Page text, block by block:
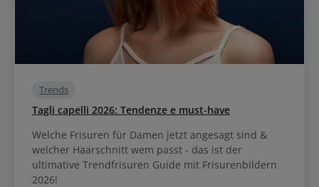
Trends
Tagli capelli 2026: Tendenze e must-have
Welche Frisuren für Damen jetzt angesagt sind &
welcher Haarschnitt wem passt - das ist der
ultimative Trendfrisuren Guide mit Frisurenbildern
2026!